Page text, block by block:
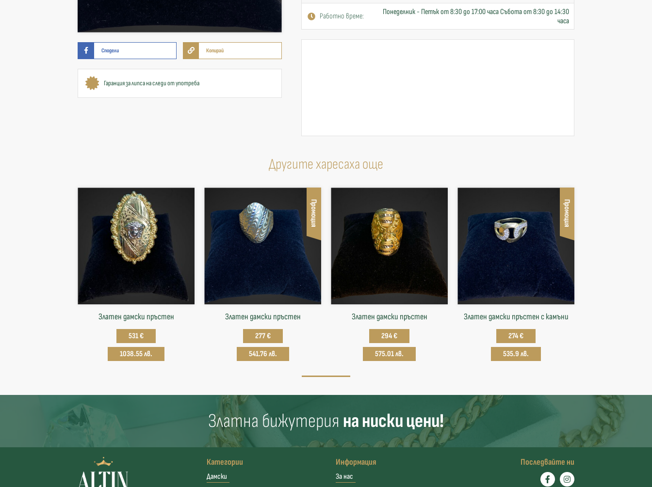
Сподели Копирай
Гаранция за липса на следи от употреба
Работно време:
Понеделник - Петък от 8:30 до 17:00 часа Събота от 8:30 до 14:30
часа
Другите харесаха още
Златен дамски пръстен
531 €
1038.55 лв.
Промоция
Златен дамски пръстен
277 €
541.76 лв.
Златен дамски пръстен
294 €
575.01 лв.
Промоция
Златен дамски пръстен с камъни
274 €
535.9 лв.
Златна бижутерия на ниски цени!
Категории
Дамски
Информация
За нас
Последвайте ни